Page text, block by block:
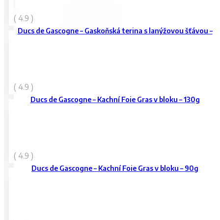
( 4.9 )
Ducs de Gascogne – Gaskoňská terina s lanýžovou šťávou –
99Kč
( 4.9 )
Ducs de Gascogne – Kachní Foie Gras v bloku – 130g
729 Kč
( 4.9 )
Ducs de Gascogne – Kachní Foie Gras v bloku – 90g
499 Kč